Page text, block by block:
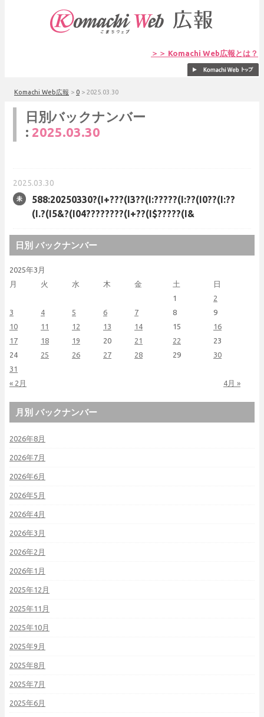
＞＞ Komachi Web広報とは？
Komachi Web広報 > 0 > 2025.03.30
日別バックナンバー
: 2025.03.30
2025.03.30
588:20250330?(I+???(I3??(I:?????(I:??(I0??(I:??
(I.?(I5&?(I04????????(I+??(I$?????(I&
日別 バックナンバー
2025年3月
月
火 水 木 金 土 日
« 2月 4月 »
1
2
3
4 5 6 7 8
9
10
11 12 13 14 15
16
17
18 19 20 21 22
23
24
25 26 27 28 29
30
31
月別 バックナンバー
2026年8月
2026年7月
2026年6月
2026年5月
2026年4月
2026年3月
2026年2月
2026年1月
2025年12月
2025年11月
2025年10月
2025年9月
2025年8月
2025年7月
2025年6月